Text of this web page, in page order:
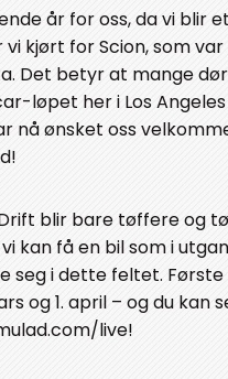
år for oss, da vi blir
kjørt for Scion, som
Det betyr at mange
løpet her i Los
nå ønsket oss
blir bare tøffere og
kan få en bil som i
seg i dette feltet. Første
og 1. april – og du kan
live!